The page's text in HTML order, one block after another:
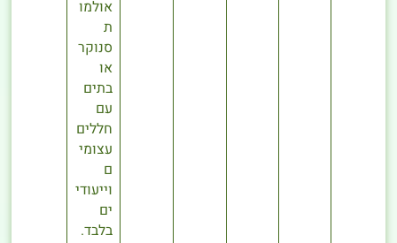
אולמו
ת
סנוקר
או
בתים
עם
חללים
עצומי
ם
וייעודי
ים
בלבד.